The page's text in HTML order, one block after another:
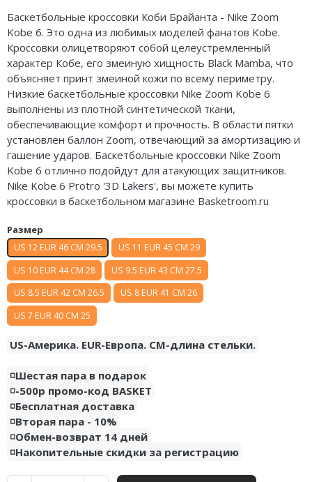
Баскетбольные кроссовки Коби Брайанта - Nike Zoom
Kobe 6. Это одна из любимых моделей фанатов Kobe.
Кроссовки олицетворяют собой целеустремленный
характер Кобе, его змеиную хищность Black Mamba, что
объясняет принт змеиной кожи по всему периметру.
Низкие баскетбольные кроссовки Nike Zoom Kobe 6
выполнены из плотной синтетической ткани,
обеспечивающие комфорт и прочность. В области пятки
установлен баллон Zoom, отвечающий за амортизацию и
гашение ударов. Баскетбольные кроссовки Nike Zoom
Kobe 6 отлично подойдут для атакующих защитников.
Nike Kobe 6 Protro '3D Lakers', вы можете купить
кроссовки в баскетбольном магазине Basketroom.ru
Размер
US 12 EUR 46 CM 29.5
US 11 EUR 45 CM 29
US 10 EUR 44 CM 28
US 9.5 EUR 43 CM 27.5
US 8.5 EUR 42 CM 26.5
US 8 EUR 41 CM 26
US 7 EUR 40 CM 25
US-Америка. EUR-Европа. CM-длина стельки.
◽️Шестая пара в подарок
◽️-500р промо-код BASKET
◽️Бесплатная доставка
◽️Вторая пара - 10%
◽️Обмен-возврат 14 дней
◽️Накопительные скидки за регистрацию
Air Jordan 3
Air Jordan 4
Air Jordan 5
Air Jordan 6
Air Jordan 7
Air Jordan 10
Air Jordan 11
Air Jordan 13
Air Jordan 14
Air Jordan 15
Air Jordan 23
adidas AE
Adidas Yeezy Boost 350 V2